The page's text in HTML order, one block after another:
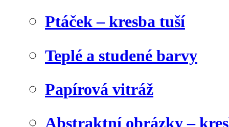
Ptáček – kresba tuší
Teplé a studené barvy
Papírová vitráž
Abstraktní obrázky –